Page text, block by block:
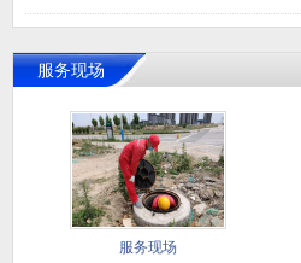
服务现场
服务现场